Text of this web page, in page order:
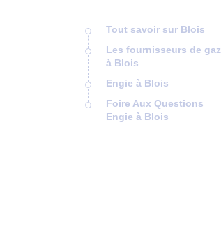
Tout savoir sur Blois
Les fournisseurs de gaz
à Blois
Engie à Blois
Foire Aux Questions
Engie à Blois